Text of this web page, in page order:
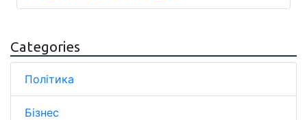
Categories
Політика
Бізнес